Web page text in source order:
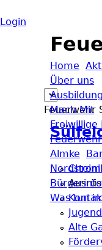
Login
Home
Über uns
Ausbildung
Mach Mit
Freiwillige
Almke
Was tun
Feuerwehr
Alte